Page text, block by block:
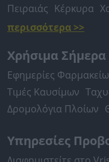
Πειραιάς Κέρκυρα
περισσότερα >>
Χρήσιμα Σήμερα
Εφημερίες
Τιμές Καυσίμων
Δρομολόγια Πλοίων
Υπηρεσίες